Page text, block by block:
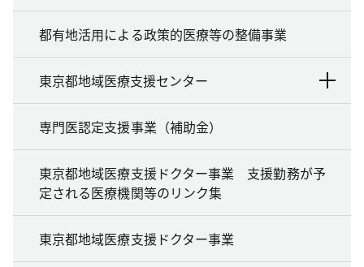
都有地活用による政策的医療等の整備事業
東京都地域医療支援センター
専門医認定支援事業（補助金）
東京都地域医療支援ドクター事業 支援勤務が予
定される医療機関等のリンク集
東京都地域医療支援ドクター事業